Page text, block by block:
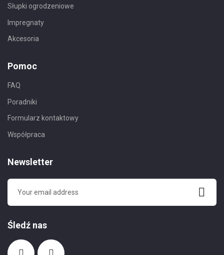
Słupki ogrodzeniowe
Impregnaty
Akcesoria
Pomoc
FAQ
Poradniki
Formularz kontaktowy
Współpraca
Newsletter
Śledź nas